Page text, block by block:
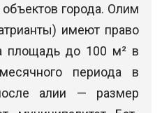
города. Олим
имеют право
площадь до 100 м² в
периода в
алии — размер